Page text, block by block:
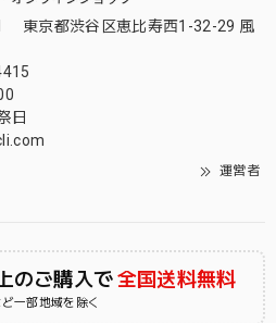
東京都渋谷区恵比寿西1-32-29 風
日
運営者
のご購入で全国送料無料
一部地域を除く